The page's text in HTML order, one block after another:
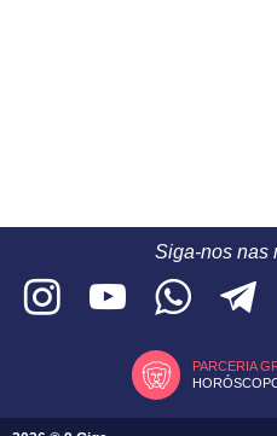
Siga-nos nas
PARCERIA